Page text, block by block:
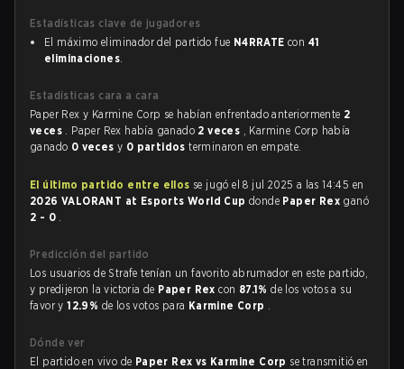
Estadísticas clave de jugadores
El máximo eliminador del partido fue N4RRATE con 41
eliminaciones.
Estadísticas cara a cara
Paper Rex y Karmine Corp se habían enfrentado anteriormente 2
veces . Paper Rex había ganado 2 veces , Karmine Corp había
ganado 0 vecesy 0 partidosterminaron en empate.
El último partido entre ellos se jugó el 8 jul 2025 a las 14:45 en
2026 VALORANT at Esports World Cup donde Paper Rex ganó
2 - 0 .
Predicción del partido
Los usuarios de Strafe tenían un favorito abrumador en este partido,
y predijeron la victoria de Paper Rexcon 87.1%de los votos a su
favor y12.9% de los votos para Karmine Corp .
Dónde ver
El partido en vivo de Paper Rex vs Karmine Corp se transmitió en